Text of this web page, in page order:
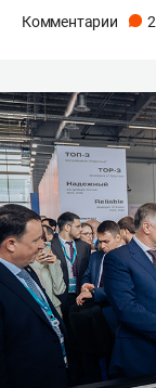
Комментарии 2